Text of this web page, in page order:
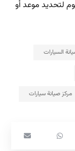
لتحديد موعد أو
السيارات
مركز صيانة سيارات